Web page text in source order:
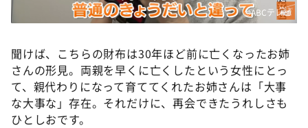
©️ABCテレビ
聞けば、こちらの財布は30年ほど前に亡くなったお姉
さんの形見。両親を早くに亡くしたという女性にとっ
て、親代わりになって育ててくれたお姉さんは「大事
な大事な」存在。それだけに、再会できたうれしさも
ひとしおです。